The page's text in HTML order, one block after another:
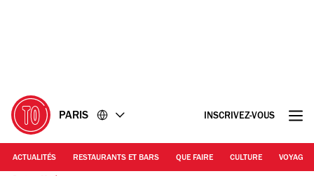
PARIS INSCRIVEZ-VOUS
ACTUALITÉS RESTAURANTS ET BARS QUE FAIRE CULTURE VOYAGE